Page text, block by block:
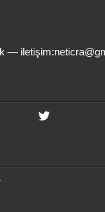
— iletişim: